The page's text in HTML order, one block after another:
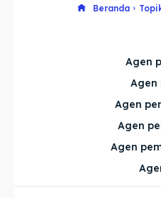
Explore our
Explore our
Beranda
Agen
Agen
Agen
Agen
Agen